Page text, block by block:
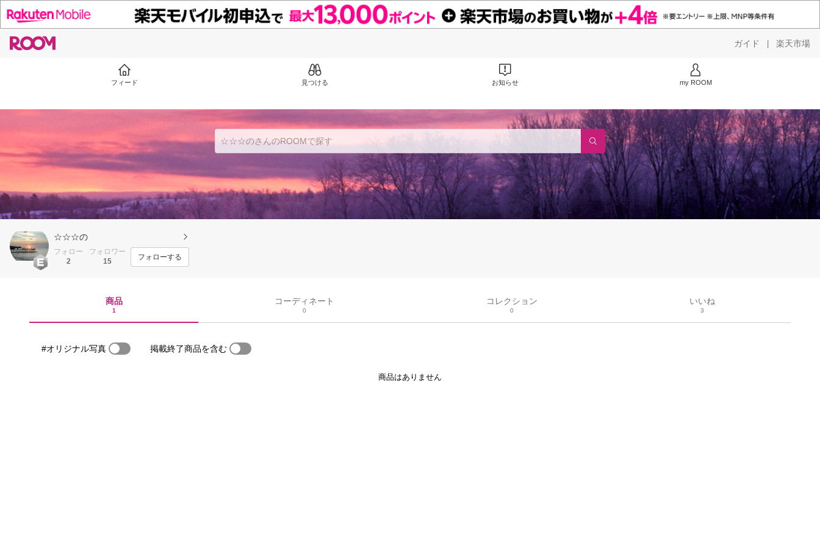
ガイド | 楽天市場
フィード 見つける お知らせ my ROOM
☆☆☆の
フォロー
2
フォロワー
15
フォローする
商品
1
コーディネート
0
コレクション
0
いいね
3
#オリジナル写真 掲載終了商品を含む
商品はありません